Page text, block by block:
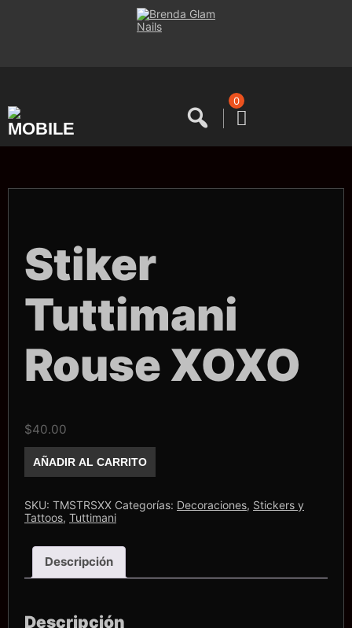
0
Stiker
Tuttimani
Rouse XOXO
$40.00
Tuttimani
Rouse
cantidad
AÑADIR AL CARRITO
SKU: TMSTRSXX Categorías: Decoraciones, Stickers y
Tattoos, Tuttimani
Descripción
Descripción